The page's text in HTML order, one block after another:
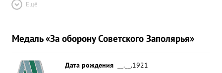
Ещё
Медаль «За оборону Советского Заполярья»
Дата рождения
__.__.1921